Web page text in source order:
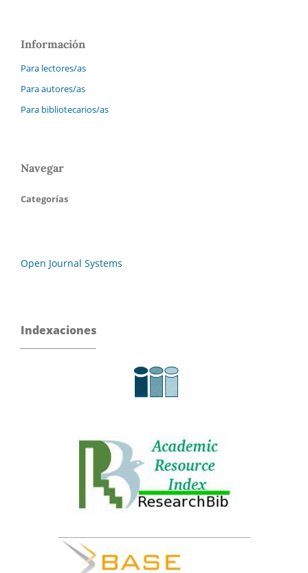
Información
Para lectores/as
Para autores/as
Para bibliotecarios/as
Navegar
Categorías
Open Journal Systems
Indexaciones